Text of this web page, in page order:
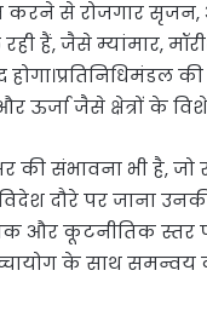
से रोजगार सृजन,
हैं, जैसे म्यांमार,
ऊर्जा जैसे क्षेत्रों के
की संभावना भी है,
विदेश दौरे पर जाना
और कूटनीतिक स्तर
के साथ समन्वय